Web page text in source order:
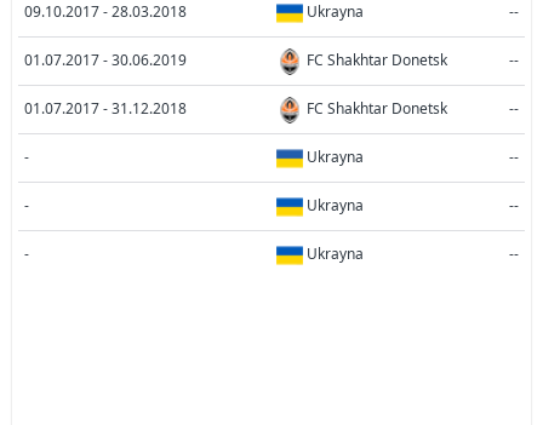
09.10.2017 - 28.03.2018 Ukrayna --
01.07.2017 - 30.06.2019 FC Shakhtar Donetsk --
01.07.2017 - 31.12.2018 FC Shakhtar Donetsk --
- Ukrayna --
- Ukrayna --
- Ukrayna --